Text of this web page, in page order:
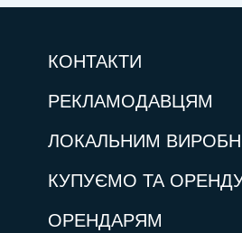
КОНТАКТИ
РЕКЛАМОДАВЦЯМ
ЛОКАЛЬНИМ
КУПУЄМО ТА
ОРЕНДАРЯМ